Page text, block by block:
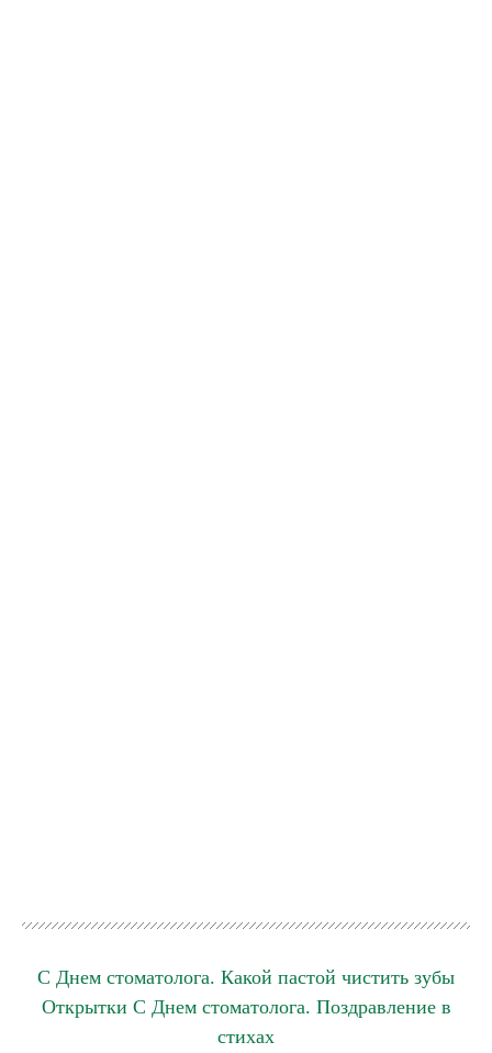
С Днем стоматолога. Какой пастой чистить зубы
Открытки С Днем стоматолога. Поздравление в
стихах